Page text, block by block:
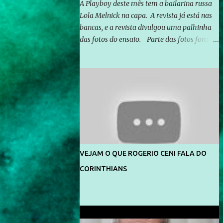
A Playboy deste mês tem a bailarina russa
Lola Melnick na capa. A revista já está nas
bancas, e a revista divulgou uma palhinha
das fotos do ensaio. Parte das fotos foram
divulga capa e primeiras fotos de Lola
Melnick - @aredacao
VEJAM O QUE ROGERIO CENI FALA DO
CORINTHIANS